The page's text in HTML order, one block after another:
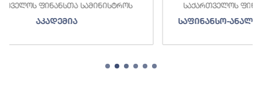
საქართველოს ფინანსთა სამინისტროს
საფინანსო-ანალიტიკური სამსახური